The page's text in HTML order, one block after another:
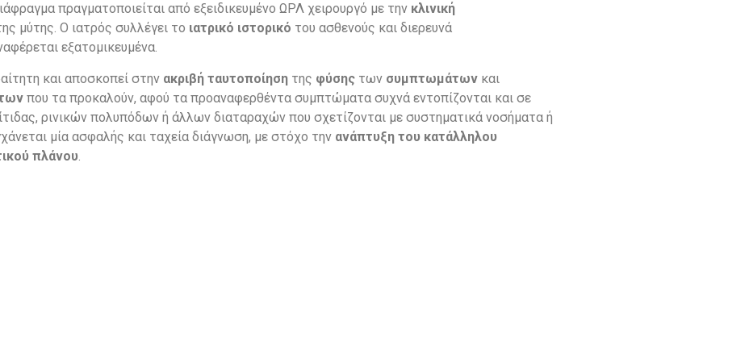
πραγματοποιείται από εξειδικευμένο ΩΡΛ χειρουργό με την κλινική
μύτης. Ο ιατρός συλλέγει το ιατρικό ιστορικό του ασθενούς και διερευνά
εξατομικευμένα.
και αποσκοπεί στην ακριβή ταυτοποίηση της φύσης των συμπτωμάτων και
που τα προκαλούν, αφού τα προαναφερθέντα συμπτώματα συχνά εντοπίζονται και σε
ρινικών πολυπόδων ή άλλων διαταραχών που σχετίζονται με συστηματικά νοσήματα ή
μία ασφαλής και ταχεία διάγνωση, με στόχο την ανάπτυξη του κατάλληλου
πλάνου